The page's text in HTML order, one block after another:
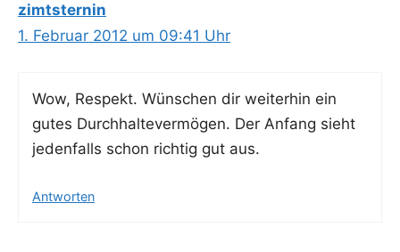
zimtsternin
1. Februar 2012 um 09:41 Uhr
Wow, Respekt. Wün­schen dir wei­ter­hin ein
gutes Durch­hal­te­ver­mö­gen. Der Anfang sieht
jeden­falls schon rich­tig gut aus.
Antworten